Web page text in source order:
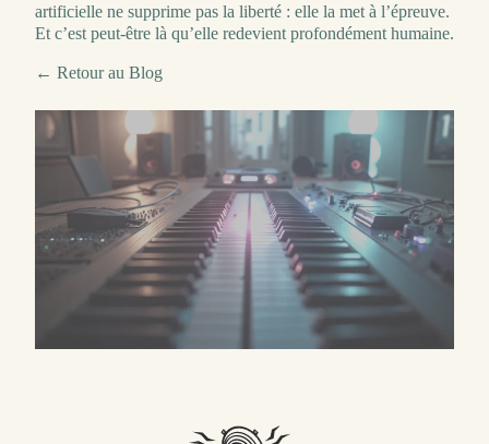
artificielle ne supprime pas la liberté : elle la met à l’épreuve.
Et c’est peut-être là qu’elle redevient profondément humaine.
← Retour au Blog